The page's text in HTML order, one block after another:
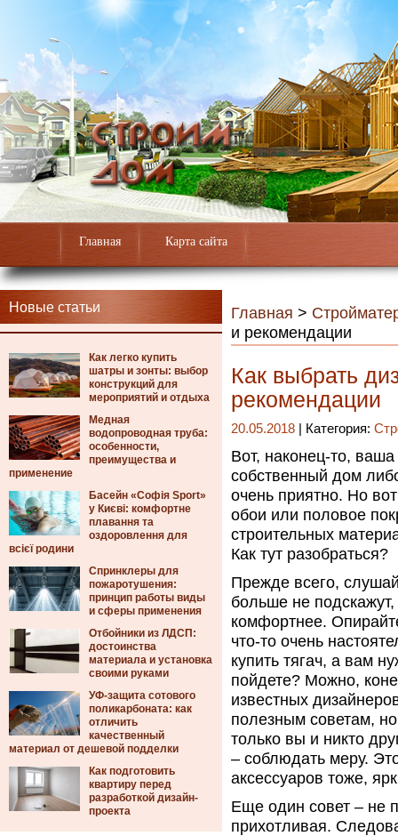
Главная Карта сайта
Новые статьи
Как легко купить
шатры и зонты: выбор
конструкций для
мероприятий и отдыха
Медная
водопроводная труба:
особенности,
преимущества и
применение
Басейн «Софія Sport»
у Києві: комфортне
плавання та
оздоровлення для
всієї родини
Спринклеры для
пожаротушения:
принцип работы виды
и сферы применения
Отбойники из ЛДСП:
достоинства
материала и установка
своими руками
УФ-защита сотового
поликарбоната: как
отличить
качественный
материал от дешевой подделки
Как подготовить
квартиру перед
разработкой дизайн-
проекта
Главная >
и рекомендации
Как выбрать
рекомендации
20.05.2018 | Категория:
Вот, наконец-то,
собственный дом
очень приятно. Но
обои или половое
строительных
Как тут разобраться?
Прежде всего,
больше не
комфортнее.
что-то очень
купить тягач, а вам
пойдете? Можно,
известных
полезным советам,
только вы и никто
– соблюдать меру.
аксессуаров тоже,
Еще один совет – не
прихотливая.